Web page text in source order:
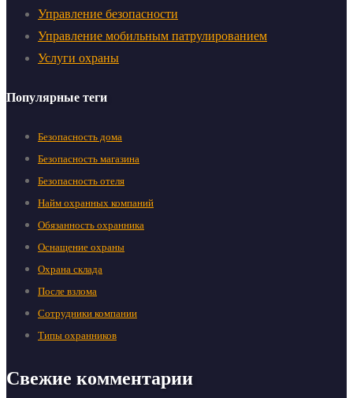
Управление безопасности
Управление мобильным патрулированием
Услуги охраны
Популярные теги
Безопасность дома
Безопасность магазина
Безопасность отеля
Найм охранных компаний
Обязанность охранника
Оснащение охраны
Охрана склада
После взлома
Сотрудники компании
Типы охранников
Свежие комментарии